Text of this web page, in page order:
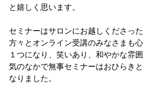
と嬉しく思います。
セミナーはサロンにお越しくださった
方々とオンライン受講のみなさまも心
１つになり、笑いあり、和やかな雰囲
気のなかで無事セミナーはおひらきと
なりました。